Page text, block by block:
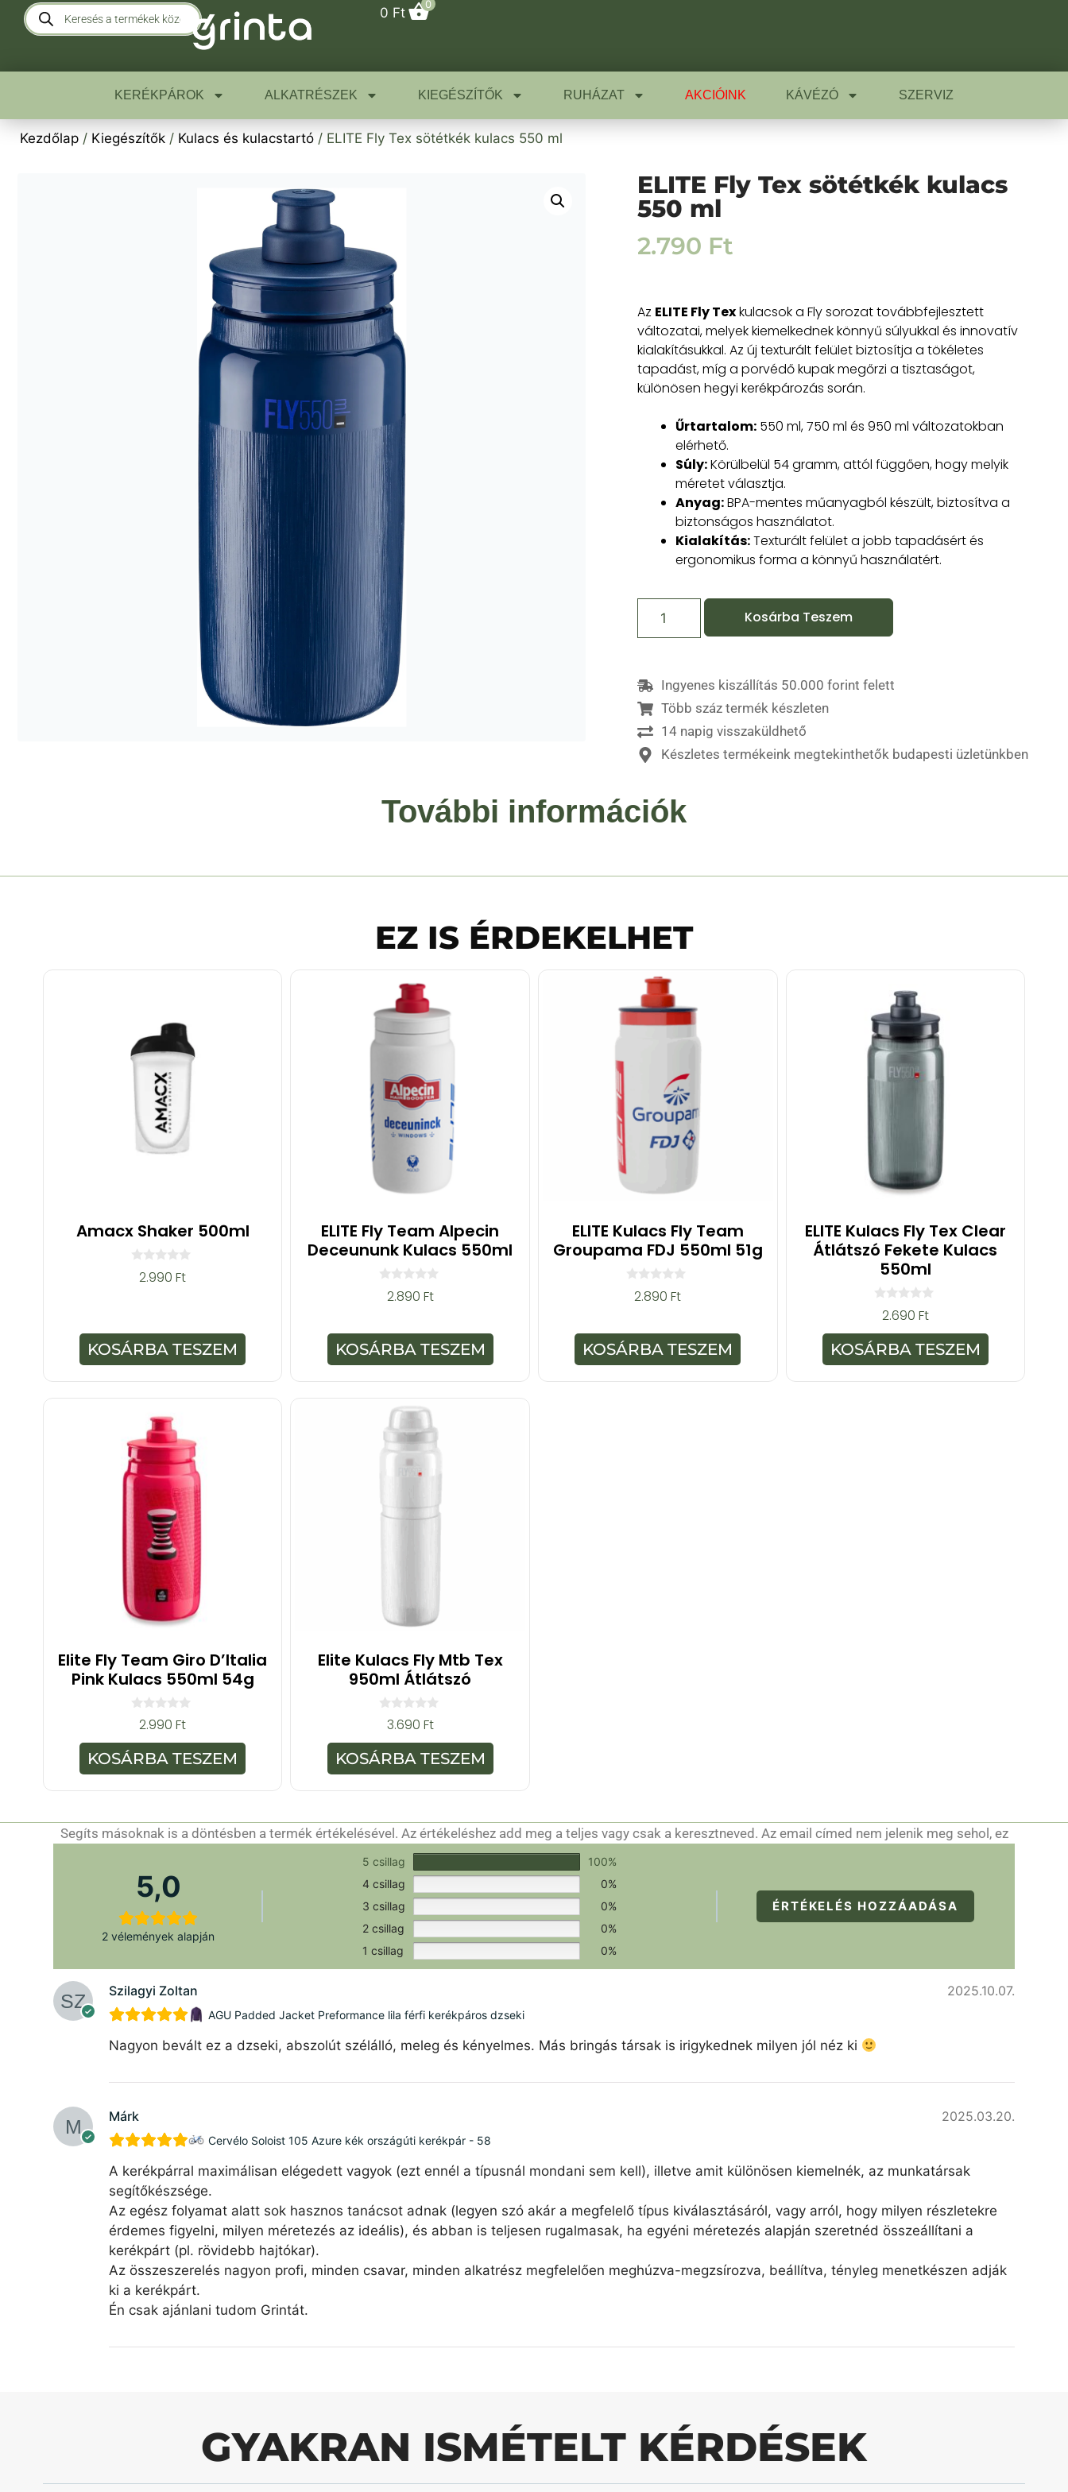
0 Ft
0
KERÉKPÁROK ALKATRÉSZEK KIEGÉSZÍTŐK RUHÁZAT AKCIÓINK KÁVÉZÓ SZERVIZ
Kezdőlap / Kiegészítők / Kulacs és kulacstartó / ELITE Fly Tex sötétkék kulacs 550 ml
ELITE Fly Tex sötétkék kulacs
550 ml
2.790 Ft
Az ELITE Fly Texkulacsok a Fly sorozat továbbfejlesztett
változatai, melyek kiemelkednek könnyű súlyukkal és innovatív
kialakításukkal. Az új texturált felület biztosítja a tökéletes
tapadást, míg a porvédő kupak megőrzi a tisztaságot,
különösen hegyi kerékpározás során.
Űrtartalom: 550 ml, 750 ml és 950 ml változatokban
elérhető.
Súly:Körülbelül 54 gramm, attól függően, hogy melyik
méretet választja.
Anyag:BPA-mentes műanyagból készült, biztosítva a
biztonságos használatot.
Kialakítás:Texturált felület a jobb tapadásért és
ergonomikus forma a könnyű használatért.
Kosárba Teszem
Ingyenes kiszállítás 50.000 forint felett
Több száz termék készleten
14 napig visszaküldhető
Készletes termékeink megtekinthetők budapesti üzletünkben
További információk
EZ IS ÉRDEKELHET
Amacx Shaker 500ml
2.990Ft
KOSÁRBA TESZEM
ELITE Fly Team Alpecin
Deceununk Kulacs 550ml
-
b
ő
l
2.890 Ft
KOSÁRBA TESZEM
ELITE Kulacs Fly Team
Groupama FDJ 550ml 51g
-
b
ő
l
2.890Ft
KOSÁRBA TESZEM
ELITE Kulacs Fly Tex Clear
Átlátszó Fekete Kulacs
550ml
z
5
-
b
2.690 Ft
KOSÁRBA TESZEM
Elite Fly Team Giro D’Italia
Pink Kulacs 550ml 54g
z
5
-
b
2.990Ft
KOSÁRBA TESZEM
Elite Kulacs Fly Mtb Tex
950ml Átlátszó
z
5
-
b
3.690 Ft
KOSÁRBA TESZEM
Értékeld a terméket!
Segíts másoknak is a döntésben a termék értékelésével. Az értékeléshez add meg a teljes vagy csak a keresztneved. Az email címed nem jelenik meg sehol, ez
csak a hitelesítéshez szükséges.
5,0
2 vélemények alapján
5 csillag
100%
4 csillag
0%
3 csillag
0%
2 csillag
0%
1 csillag
0%
ÉRTÉKELÉS HOZZÁADÁSA
Szilagyi Zoltan 2025.10.07.
AGU Padded Jacket Preformance lila férfi kerékpáros dzseki
Nagyon bevált ez a dzseki, abszolút szélálló, meleg és kényelmes. Más bringás társak is irigykednek milyen jól néz ki
Márk 2025.03.20.
Cervélo Soloist 105 Azure kék országúti kerékpár - 58
A kerékpárral maximálisan elégedett vagyok (ezt ennél a típusnál mondani sem kell), illetve amit különösen kiemelnék, az munkatársak
segítőkészsége.
Az egész folyamat alatt sok hasznos tanácsot adnak (legyen szó akár a megfelelő típus kiválasztásáról, vagy arról, hogy milyen részletekre
érdemes figyelni, milyen méretezés az ideális), és abban is teljesen rugalmasak, ha egyéni méretezés alapján szeretnéd összeállítani a
kerékpárt (pl. rövidebb hajtókar).
Az összeszerelés nagyon profi, minden csavar, minden alkatrész megfelelően meghúzva-megzsírozva, beállítva, tényleg menetkészen adják
ki a kerékpárt.
Én csak ajánlani tudom Grintát.
GYAKRAN ISMÉTELT KÉRDÉSEK